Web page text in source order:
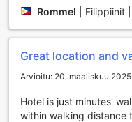
Toyoko Inn Odawara-
valinta niille, jotka
matkustamisessaan, ja
kokemusta.
Mukavat
Higashi-guchissa
Rommel Filippiinit
Great location and
Arvioitu: 20. maaliskuu 2025
Hotel is just minutes'
within walking distance